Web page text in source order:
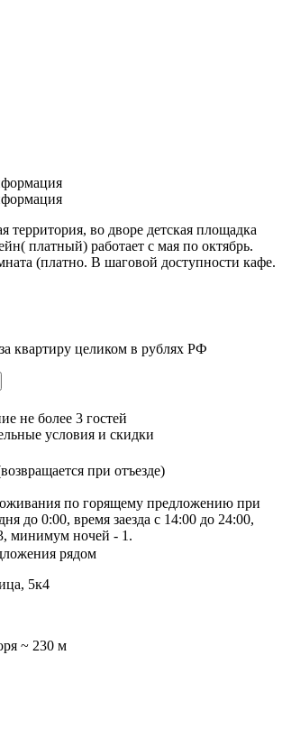
территория, во дворе детская площадка
платный) работает с мая по октябрь.
(платно. В шаговой доступности кафе.
квартиру целиком в рублях РФ
не более 3 гостей
условия и скидки
при отъезде)
по горящему предложению при
до 0:00, время заезда с 14:00 до 24:00,
минимум ночей - 1.
рядом
5к4
~ 230 м